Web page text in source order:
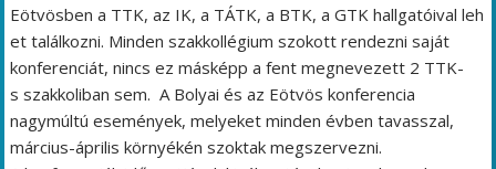
Eötvösben a TTK, az IK, a TÁTK, a BTK, a GTK hallgatóival leh
et találkozni. Minden szakkollégium szokott rendezni saját
konferenciát, nincs ez másképp a fent megnevezett 2 TTK-
s szakkoliban sem. A Bolyai és az Eötvös konferencia
nagymúltú események, melyeket minden évben tavasszal,
március-április környékén szoktak megszervezni.